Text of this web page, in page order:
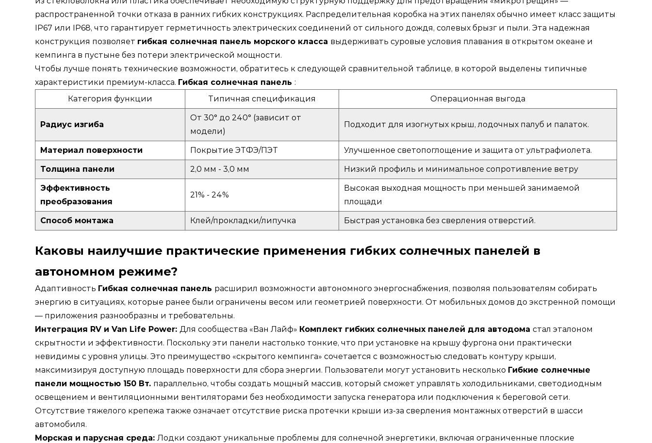
распространенной точки отказа в ранних гибких конструкциях. Распределительная коробка на этих панелях обычно имеет класс защиты
IP67 или IP68, что гарантирует герметичность электрических соединений от сильного дождя, солевых брызг и пыли. Эта надежная
конструкция позволяет гибкая солнечная панель морского класса выдерживать суровые условия плавания в открытом океане и
кемпинга в пустыне без потери электрической мощности.
Чтобы лучше понять технические возможности, обратитесь к следующей сравнительной таблице, в которой выделены типичные
характеристики премиум-класса. Гибкая солнечная панель :
Категория функции
Типичная спецификация Операционная выгода
Радиус изгиба
От 30° до 240° (зависит от
модели)
Подходит для изогнутых крыш, лодочных палуб и палаток.
Материал поверхности Покрытие ЭТФЭ/ПЭТ Улучшенное светопоглощение и защита от ультрафиолета.
Толщина панели 2,0 мм - 3,0 мм Низкий профиль и минимальное сопротивление ветру
Эффективность
преобразования
21% - 24%
Высокая выходная мощность при меньшей занимаемой
площади
Способ монтажа Клей/прокладки/липучка Быстрая установка без сверления отверстий.
Каковы наилучшие практические применения гибких солнечных панелей в
автономном режиме?
Адаптивность Гибкая солнечная панель расширил возможности автономного энергоснабжения, позволяя пользователям собирать
энергию в ситуациях, которые ранее были ограничены весом или геометрией поверхности. От мобильных домов до экстренной помощи
— приложения разнообразны и требовательны.
Интеграция RV и Van Life Power: Для сообщества «Ван Лайф» Комплект гибких солнечных панелей для автодома стал эталоном
скрытности и эффективности. Поскольку эти панели настолько тонкие, что при установке на крышу фургона они практически
невидимы с уровня улицы. Это преимущество «скрытого кемпинга» сочетается с возможностью следовать контуру крыши,
максимизируя доступную площадь поверхности для сбора энергии. Пользователи могут установить несколько Гибкие солнечные
панели мощностью 150 Вт. параллельно, чтобы создать мощный массив, который сможет управлять холодильниками, светодиодным
освещением и вентиляционными вентиляторами без необходимости запуска генератора или подключения к береговой сети.
Отсутствие тяжелого крепежа также означает отсутствие риска протечки крыши из-за сверления монтажных отверстий в шасси
автомобиля.
Морская и парусная среда: Лодки создают уникальные проблемы для солнечной энергетики, включая ограниченные плоские